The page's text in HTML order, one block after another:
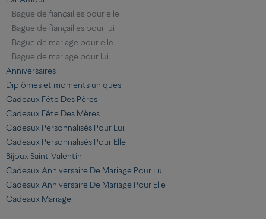
Bague de fiançailles pour elle
Bague de fiançailles pour lui
Bague de mariage pour elle
Bague de mariage pour lui
Anniversaires
Diplômes et moments uniques
Cadeaux Fête Des Pères
Cadeaux Fête Des Mères
Cadeaux Personnalisés Pour Lui
Cadeaux Personnalisés Pour Elle
Bijoux Saint-Valentin
Cadeaux Anniversaire De Mariage Pour Lui
Cadeaux Anniversaire De Mariage Pour Elle
Cadeaux Mariage